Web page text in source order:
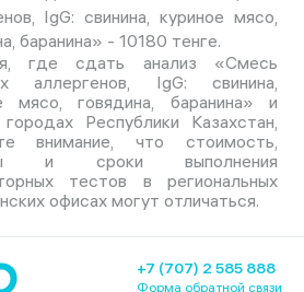
IgG: cвинина, куриное мясо,
баранина» - 10180 тенге.
где сдать анализ «Смесь
аллергенов, IgG: cвинина,
мясо, говядина, баранина» и
Республики Казахстан,
внимание, что стоимость,
и сроки выполнения
тестов в региональных
офисах могут отличаться.
+7 (707) 2 585 888
Форма обратной связи